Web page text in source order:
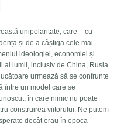
unipolaritate, care – cu
și de a câștiga cele mai
ideologiei, economiei și
ai lumii, inclusiv de China, Rusia
urmează să se confrunte
între un model care se
în care nimic nu poate
construirea viitorului. Ne putem
decât erau în ​​epoca